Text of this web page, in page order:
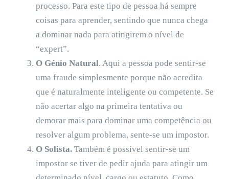
processo. Para este tipo de pessoa há sempre
coisas para aprender, sentindo que nunca chega
a dominar nada para atingirem o nível de
“expert”.
O Génio Natural. Aqui a pessoa pode sentir-se
uma fraude simplesmente porque não acredita
que é naturalmente inteligente ou competente. Se
não acertar algo na primeira tentativa ou
demorar mais para dominar uma competência ou
resolver algum problema, sente-se um impostor.
O Solista. Também é possível sentir-se um
impostor se tiver de pedir ajuda para atingir um